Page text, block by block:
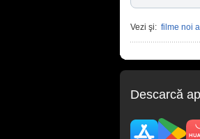
Vezi şi: filme noi
Descarcă